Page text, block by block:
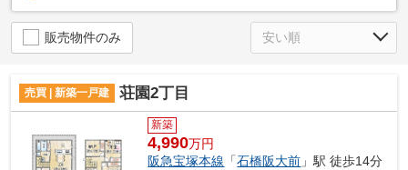
販売物件のみ
売買 | 新築一戸建 荘園2丁目
新築
4,990万円
阪急宝塚本線 「石橋阪大前 」駅 徒歩14分